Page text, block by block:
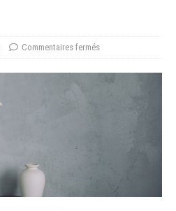
Commentaires fermés